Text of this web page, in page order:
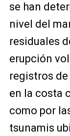
se han
nivel del
residuales
erupción
registros
en la costa
como por
tsunamis